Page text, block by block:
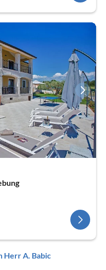
Herr A. Babic